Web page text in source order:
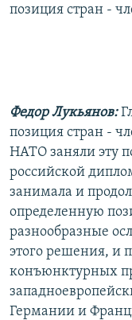
позиция стран -
Федор Лукьянов:
позиция стран -
НАТО заняли эту
российской
занимала и
определенную
разнообразные
этого решения, и
конъюнктурных
Германии и